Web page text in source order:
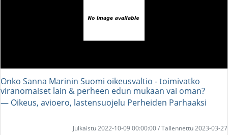
Onko Sanna Marinin Suomi oikeusvaltio - toimivatko
viranomaiset lain & perheen edun mukaan vai oman?
― Oikeus, avioero, lastensuojelu Perheiden Parhaaksi
Julkaistu 2022-10-09 00:00:00 / Tallennettu 2023-03-27